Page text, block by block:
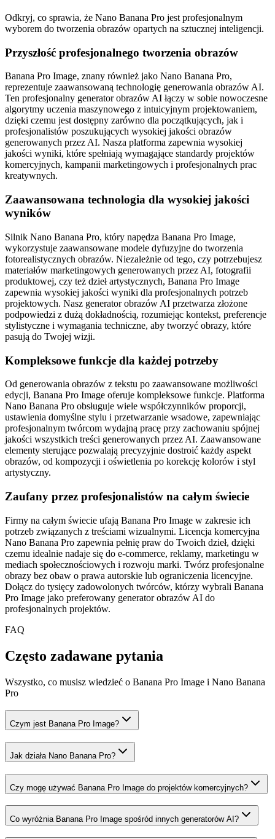
Odkryj, co sprawia, że Nano Banana Pro jest profesjonalnym
wyborem do tworzenia obrazów opartych na sztucznej inteligencji.
Przyszłość profesjonalnego tworzenia obrazów
Banana Pro Image, znany również jako Nano Banana Pro,
reprezentuje zaawansowaną technologię generowania obrazów AI.
Ten profesjonalny generator obrazów AI łączy w sobie nowoczesne
algorytmy uczenia maszynowego z intuicyjnym projektowaniem,
dzięki czemu jest dostępny zarówno dla początkujących, jak i
profesjonalistów poszukujących wysokiej jakości obrazów
generowanych przez AI. Nasza platforma zapewnia wysokiej
jakości wyniki, które spełniają wymagające standardy projektów
komercyjnych, kampanii marketingowych i profesjonalnych prac
kreatywnych.
Zaawansowana technologia dla wysokiej jakości
wyników
Silnik Nano Banana Pro, który napędza Banana Pro Image,
wykorzystuje zaawansowane modele dyfuzyjne do tworzenia
fotorealistycznych obrazów. Niezależnie od tego, czy potrzebujesz
materiałów marketingowych generowanych przez AI, fotografii
produktowej, czy też dzieł artystycznych, Banana Pro Image
zapewnia wysokiej jakości wyniki dla profesjonalnych potrzeb
projektowych. Nasz generator obrazów AI przetwarza złożone
podpowiedzi z dużą dokładnością, rozumiejąc kontekst, preferencje
stylistyczne i wymagania techniczne, aby tworzyć obrazy, które
pasują do Twojej wizji.
Kompleksowe funkcje dla każdej potrzeby
Od generowania obrazów z tekstu po zaawansowane możliwości
edycji, Banana Pro Image oferuje kompleksowe funkcje. Platforma
Nano Banana Pro obsługuje wiele współczynników proporcji,
ustawienia domyślne stylu i przetwarzanie wsadowe, zapewniając
profesjonalnym twórcom wydajną pracę przy zachowaniu spójnej
jakości wszystkich treści generowanych przez AI. Zaawansowane
elementy sterujące pozwalają precyzyjnie dostroić każdy aspekt
obrazów, od kompozycji i oświetlenia po korekcję kolorów i styl
artystyczny.
Zaufany przez profesjonalistów na całym świecie
Firmy na całym świecie ufają Banana Pro Image w zakresie ich
potrzeb związanych z treściami wizualnymi. Licencja komercyjna
Nano Banana Pro zapewnia pełnię praw do Twoich dzieł, dzięki
czemu idealnie nadaje się do e-commerce, reklamy, marketingu w
mediach społecznościowych i rozwoju marki. Twórz profesjonalne
obrazy bez obaw o prawa autorskie lub ograniczenia licencyjne.
Dołącz do tysięcy zadowolonych twórców, którzy wybrali Banana
Pro Image jako preferowany generator obrazów AI do
profesjonalnych projektów.
FAQ
Często zadawane pytania
Wszystko, co musisz wiedzieć o Banana Pro Image i Nano Banana
Pro
Czym jest Banana Pro Image?
Jak działa Nano Banana Pro?
Czy mogę używać Banana Pro Image do projektów komercyjnych?
Co wyróżnia Banana Pro Image spośród innych generatorów AI?